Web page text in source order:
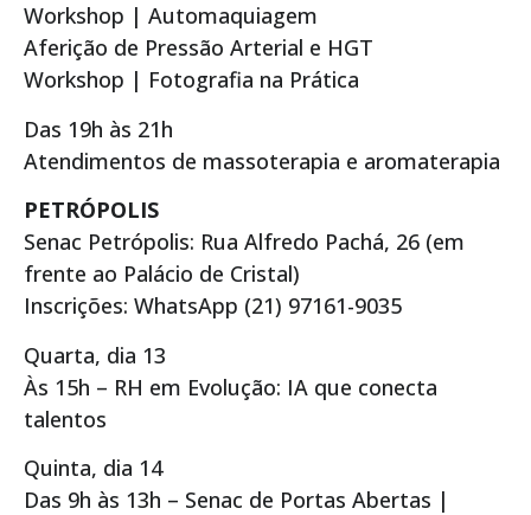
Workshop | Automaquiagem
Aferição de Pressão Arterial e HGT
Workshop | Fotografia na Prática
Das 19h às 21h
Atendimentos de massoterapia e aromaterapia
PETRÓPOLIS
Senac Petrópolis: Rua Alfredo Pachá, 26 (em
frente ao Palácio de Cristal)
Inscrições: WhatsApp (21) 97161-9035
Quarta, dia 13
Às 15h – RH em Evolução: IA que conecta
talentos
Quinta, dia 14
Das 9h às 13h – Senac de Portas Abertas |